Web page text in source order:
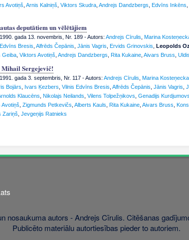
Avotiņš Arnis Kalniņš Viktors Skudra, Andrejs Dandzbergs Edvīns Inkēns
deputātiem un vēlētājiem
gada 13. novembris, Nr. 189- Autors: Andrejs Cīrulis Marina
Bresis Alfrēds Čepānis Jānis Vagris Ervids Grinovskis Leopolds
Geiba, Viktors Avotiņš Andrejs Dandzbergs Rita Kukaine, Aivars Bruss
Mihail Sergejevič!
gada 3. septembris, Nr. 117- Autors: Andrejs Cīrulis Marina Kosteņecka,
Bojārs Ivars Ķezbers Vilnis Edvīns Bresis Alfrēds Čepānis Jānis Vagris
Klaucēns Nikolajs Neilands Vilens Tolpežņikovs Genadijs Kurdjumovs
Avotiņš Zigmunds Petkevičs Alberts Kauls Rita Kukaine, Aivars Bruss
Zariņš Jevgeņijs Ratnieks
nosaukuma autors - Andrejs Cīrulis. Citēšanas
Publicēto materiālu autortiesības pieder to autoriem.